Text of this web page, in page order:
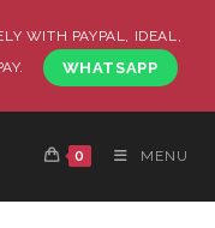
WITH PAYPAL, IDEAL,
WHATSAPP
0 MENU